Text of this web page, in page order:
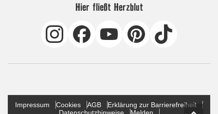
Hier fließt Herzblut
Impressum Cookies AGB
Erklärung zur Barrierefreiheit